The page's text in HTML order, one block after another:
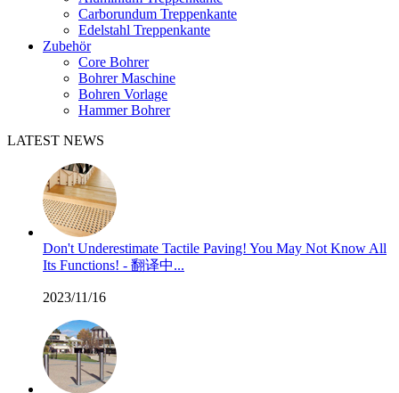
Carborundum Treppenkante
Edelstahl Treppenkante
Zubehör
Core Bohrer
Bohrer Maschine
Bohren Vorlage
Hammer Bohrer
LATEST NEWS
Don't Underestimate Tactile Paving! You May Not Know All
Its Functions! - 翻译中...
2023/11/16